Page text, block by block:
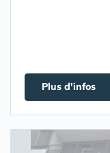
Plus d'infos